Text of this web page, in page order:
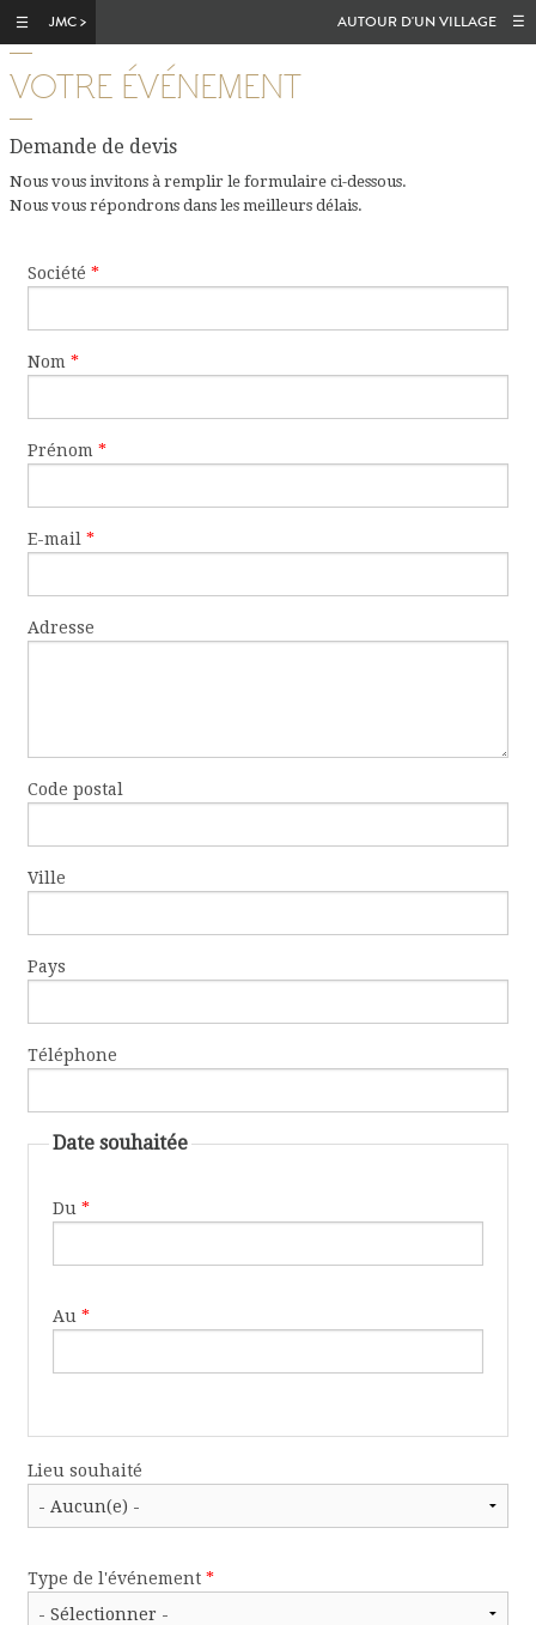
AUTOUR D'UN VILLAGE
VOTRE ÉVÉNEMENT
Demande de devis
Nous vous invitons à remplir le formulaire ci-dessous.
Nous vous répondrons dans les meilleurs délais.
Société *
Nom *
Prénom *
E-mail *
Adresse
Code postal
Ville
Pays
Téléphone
Date souhaitée
Du *
Au *
Lieu souhaité
Type de l'événement *